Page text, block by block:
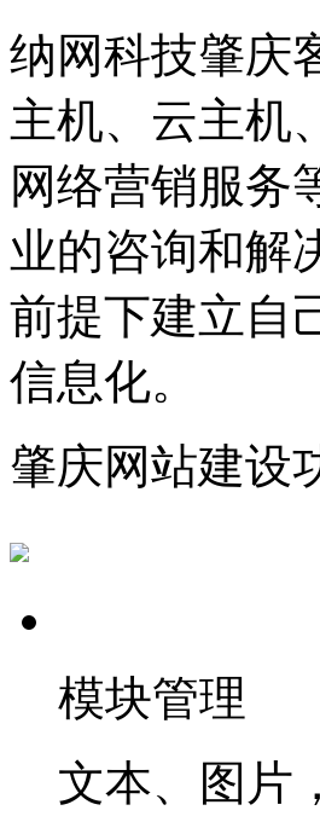
纳网科技肇庆
主机、云主机
网络营销服务
业的咨询和解
前提下建立自
信息化。
肇庆网站建设
模块管理
文本、图片